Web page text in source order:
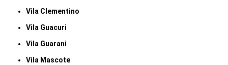
Vila Clementino
Vila Guacuri
Vila Guarani
Vila Mascote